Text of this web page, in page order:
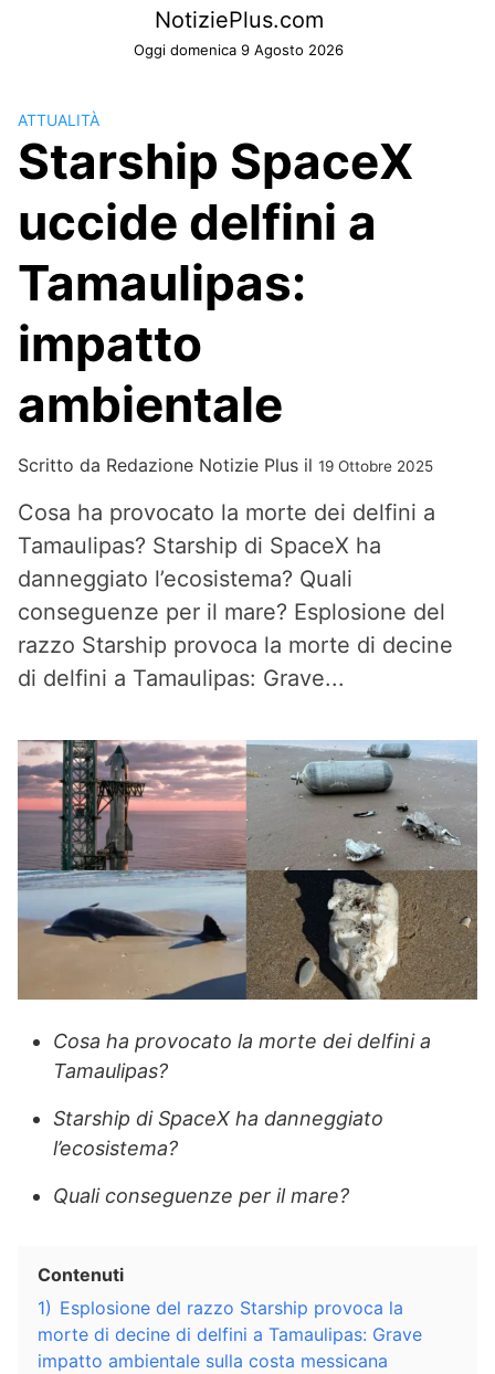
NotiziePlus.com
Oggi domenica 9 Agosto 2026
ATTUALITÀ
Starship SpaceX
uccide delfini a
Tamaulipas:
impatto
ambientale
Scritto da Redazione Notizie Plus il 19 Ottobre 2025
Cosa ha provocato la morte dei delfini a
Tamaulipas? Starship di SpaceX ha
danneggiato l’ecosistema? Quali
conseguenze per il mare? Esplosione del
razzo Starship provoca la morte di decine
di delfini a Tamaulipas: Grave...
Cosa ha provocato la morte dei delfini a
Tamaulipas?
Starship di SpaceX ha danneggiato
l’ecosistema?
Quali conseguenze per il mare?
Contenuti
1) Esplosione del razzo Starship provoca la
morte di decine di delfini a Tamaulipas: Grave
impatto ambientale sulla costa messicana